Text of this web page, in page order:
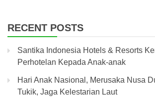
RECENT POSTS
Santika Indonesia Hotels & Resorts
Perhotelan Kepada Anak-anak
Hari Anak Nasional, Merusaka Nusa
Tukik, Jaga Kelestarian Laut